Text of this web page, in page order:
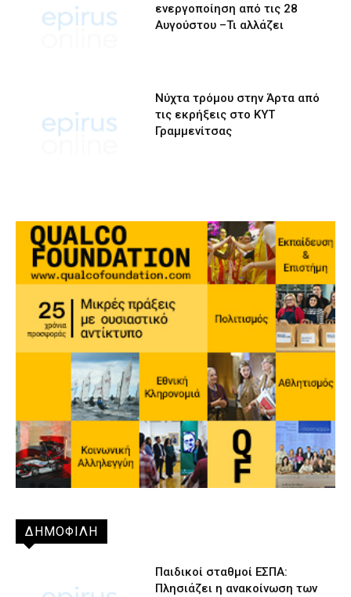
ενεργοποίηση από τις 28
Αυγούστου –Τι αλλάζει
Νύχτα τρόμου στην Άρτα από
τις εκρήξεις στο ΚΥΤ
Γραμμενίτσας
ΔΗΜΟΦΙΛΗ
Παιδικοί σταθμοί ΕΣΠΑ:
Πλησιάζει η ανακοίνωση των